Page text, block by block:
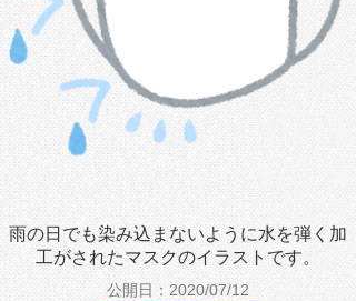
雨の日でも染み込まないように水を弾く加
工がされたマスクのイラストです。
公開日：2020/07/12